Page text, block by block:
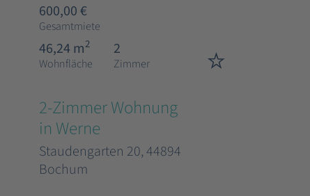
600,00 €
Gesamtmiete
46,24 m2
Wohnfläche
2
Zimmer
2-Zimmer Wohnung
in Werne
Staudengarten 20, 44894
Bochum